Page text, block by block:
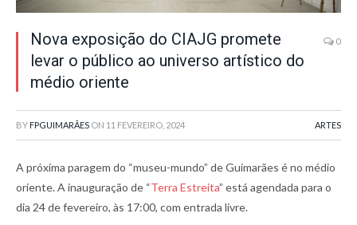
Nova exposição do CIAJG promete
levar o público ao universo artístico do
médio oriente
0
BY FPGUIMARÃES ON 11 FEVEREIRO, 2024 ARTES
A próxima paragem do “museu-mundo” de Guimarães é no médio
oriente. A inauguração de “Terra Estreita” está agendada para o
dia 24 de fevereiro, às 17:00, com entrada livre.